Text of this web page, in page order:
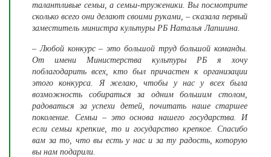
талантливые семьи, а семьи-труженики. Вы посмотрите
сколько всего они делают своими руками, – сказала первый
заместитель министра культуры РБ Наталья Лапшина.
– Любой конкурс – это большой труд большой команды.
От имени Министерства культуры РБ я хочу
поблагодарить всех, кто был причастен к организации
этого конкурса. Я желаю, чтобы у нас у всех была
возможность собираться за одним большим столом,
радоваться за успехи детей, почитать наше старшее
поколение. Семьи – это основа нашего государства. И
если семьи крепкие, то и государство крепкое. Спасибо
вам за то, что вы есть у нас и за ту радость, которую
вы нам подарили.